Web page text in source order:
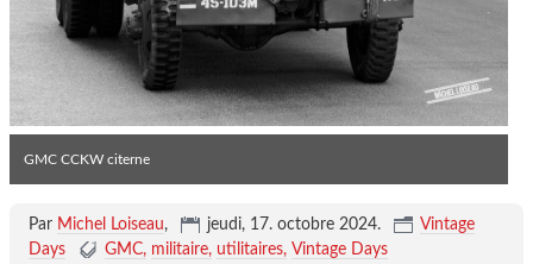
GMC CCKW citerne
Par Michel Loiseau, jeudi, 17. octobre 2024.
Vintage
Days
GMC militaire utilitaires Vintage Days